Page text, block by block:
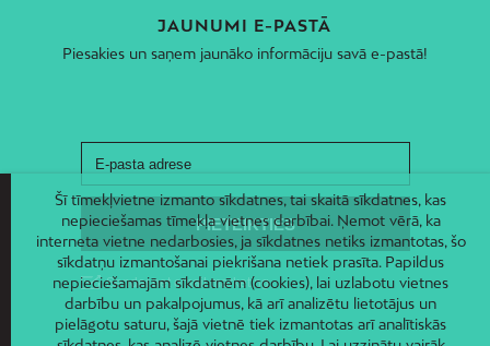
JAUNUMI E-PASTĀ
Piesakies un saņem jaunāko informāciju savā e-pastā!
Šī tīmekļvietne izmanto sīkdatnes, tai skaitā sīkdatnes, kas
nepieciešamas tīmekļa vietnes darbībai. Ņemot vērā, ka
interneta vietne nedarbosies, ja sīkdatnes netiks izmantotas, šo
sīkdatņu izmantošanai piekrišana netiek prasīta. Papildus
nepieciešamajām sīkdatnēm (cookies), lai uzlabotu vietnes
darbību un pakalpojumus, kā arī analizētu lietotājus un
pielāgotu saturu, šajā vietnē tiek izmantotas arī analītiskās